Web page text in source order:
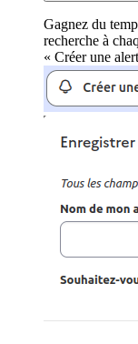
Gagnez du
recherche à
« Créer une